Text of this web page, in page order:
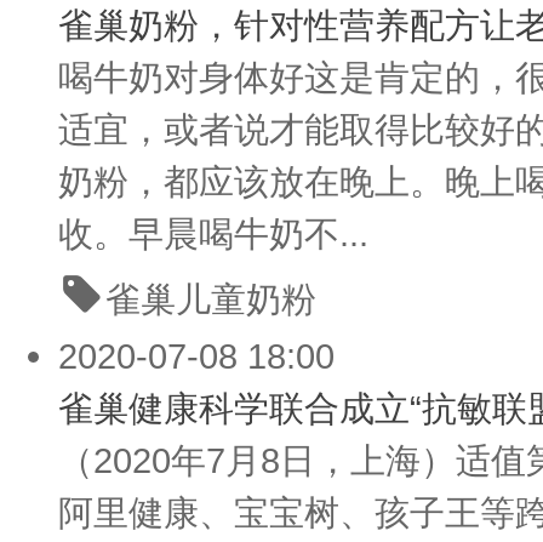
雀巢奶粉，针对性营养配方让
喝牛奶对身体好这是肯定的，
适宜，或者说才能取得比较好
奶粉，都应该放在晚上。晚上
收。早晨喝牛奶不...
雀巢 儿童奶粉
2020-07-08 18:00
雀巢健康科学联合成立“抗敏
（2020年7月8日，上海）适
阿里健康、宝宝树、孩子王等